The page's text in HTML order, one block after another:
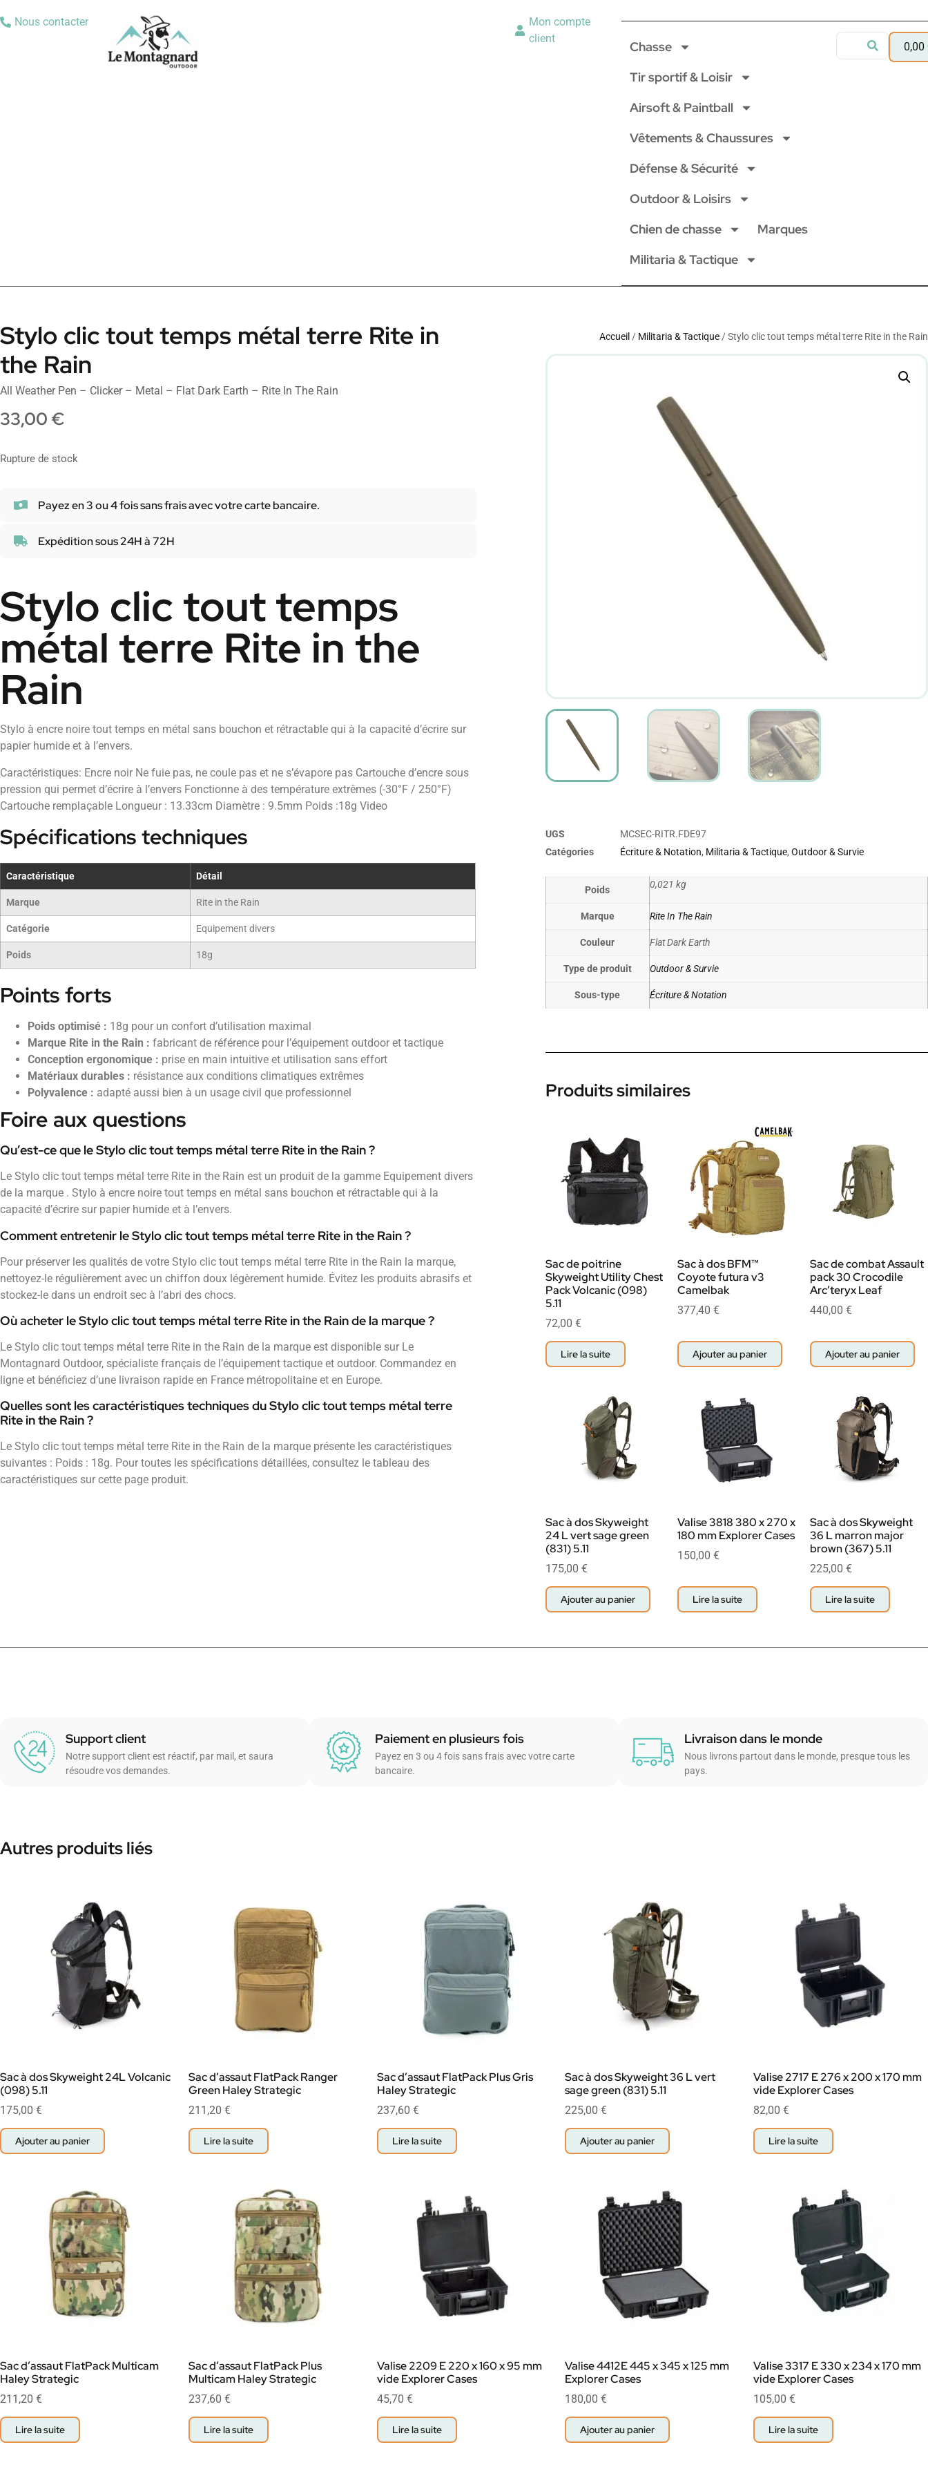
Nous contacter
Mon compte
client
Chasse
Tir sportif & Loisir
Airsoft & Paintball
Vêtements & Chaussures
Défense & Sécurité
Outdoor & Loisirs
Chien de chasse
Marques
Militaria & Tactique
0,00
Stylo clic tout temps métal terre Rite in
the Rain
All Weather Pen – Clicker – Metal – Flat Dark Earth – Rite In The Rain
33,00 €
Rupture de stock
Payez en 3 ou 4 fois sans frais avec votre carte bancaire.
Expédition sous 24H à 72H
Stylo clic tout temps
métal terre Rite in the
Rain
Stylo à encre noire tout temps en métal sans bouchon et rétractable qui à la capacité d’écrire sur
papier humide et à l’envers.
Caractéristiques: Encre noir Ne fuie pas, ne coule pas et ne s’évapore pas Cartouche d’encre sous
pression qui permet d’écrire à l’envers Fonctionne à des température extrêmes (-30°F / 250°F)
Cartouche remplaçable Longueur : 13.33cm Diamètre : 9.5mm Poids :18g Video
Spécifications techniques
Caractéristique Détail
Marque Rite in the Rain
Catégorie Equipement divers
Poids 18g
Points forts
Poids optimisé : 18g pour un confort d’utilisation maximal
Marque Rite in the Rain : fabricant de référence pour l’équipement outdoor et tactique
Conception ergonomique : prise en main intuitive et utilisation sans effort
Matériaux durables : résistance aux conditions climatiques extrêmes
Polyvalence : adapté aussi bien à un usage civil que professionnel
Foire aux questions
Qu’est-ce que le Stylo clic tout temps métal terre Rite in the Rain ?
Le Stylo clic tout temps métal terre Rite in the Rain est un produit de la gamme Equipement divers
de la marque . Stylo à encre noire tout temps en métal sans bouchon et rétractable qui à la
capacité d’écrire sur papier humide et à l’envers.
Comment entretenir le Stylo clic tout temps métal terre Rite in the Rain ?
Pour préserver les qualités de votre Stylo clic tout temps métal terre Rite in the Rain la marque,
nettoyez-le régulièrement avec un chiffon doux légèrement humide. Évitez les produits abrasifs et
stockez-le dans un endroit sec à l’abri des chocs.
Où acheter le Stylo clic tout temps métal terre Rite in the Rain de la marque ?
Le Stylo clic tout temps métal terre Rite in the Rain de la marque est disponible sur Le
Montagnard Outdoor, spécialiste français de l’équipement tactique et outdoor. Commandez en
ligne et bénéficiez d’une livraison rapide en France métropolitaine et en Europe.
Quelles sont les caractéristiques techniques du Stylo clic tout temps métal terre
Rite in the Rain ?
Le Stylo clic tout temps métal terre Rite in the Rain de la marque présente les caractéristiques
suivantes : Poids : 18g. Pour toutes les spécifications détaillées, consultez le tableau des
caractéristiques sur cette page produit.
Accueil / Militaria & Tactique / Stylo clic tout temps métal terre Rite in the Rain
UGS
MCSEC-RITR.FDE97
Catégories
Écriture & Notation, Militaria & Tactique, Outdoor & Survie
Poids 0,021 kg
Marque Rite In The Rain
Couleur Flat Dark Earth
Type de produit Outdoor & Survie
Sous-type Écriture & Notation
Produits similaires
Sac de poitrine
Skyweight Utility Chest
Pack Volcanic (098)
5.11
72,00 €
Lire la suite
Sac à dos BFM™
Coyote futura v3
Camelbak
377,40€
Ajouter au panier
Sac de combat Assault
pack 30 Crocodile
Arc’teryx Leaf
440,00 €
Ajouter au panier
Sac à dos Skyweight
24 L vert sage green
(831) 5.11
175,00 €
Ajouter au panier
Valise 3818 380 x 270 x
180 mm Explorer Cases
150,00€
Lire la suite
Sac à dos Skyweight
36 L marron major
brown (367) 5.11
225,00 €
Lire la suite
Support client
Notre support client est réactif, par mail, et saura
résoudre vos demandes.
Paiement en plusieurs fois
Payez en 3 ou 4 fois sans frais avec votre carte
bancaire.
Livraison dans le monde
Nous livrons partout dans le monde, presque tous les
pays.
Autres produits liés
Sac à dos Skyweight 24L Volcanic
(098) 5.11
175,00 €
Ajouter au panier
Sac d’assaut FlatPack Ranger
Green Haley Strategic
211,20 €
Lire la suite
Sac d’assaut FlatPack Plus Gris
Haley Strategic
237,60 €
Lire la suite
Sac à dos Skyweight 36 L vert
sage green (831) 5.11
225,00€
Ajouter au panier
Valise 2717 E 276 x 200 x 170 mm
vide Explorer Cases
82,00€
Lire la suite
Sac d’assaut FlatPack Multicam
Haley Strategic
211,20 €
Lire la suite
Sac d’assaut FlatPack Plus
Multicam Haley Strategic
237,60 €
Lire la suite
Valise 2209 E 220 x 160 x 95 mm
vide Explorer Cases
45,70 €
Lire la suite
Valise 4412E 445 x 345 x 125 mm
Explorer Cases
180,00€
Ajouter au panier
Valise 3317 E 330 x 234 x 170 mm
vide Explorer Cases
105,00€
Lire la suite